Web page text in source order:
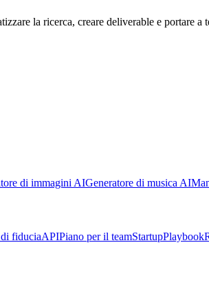
la ricerca, creare deliverable e portare
di immagini AIGeneratore di musica AI
fiduciaAPIPiano per il teamStartupPlaybook